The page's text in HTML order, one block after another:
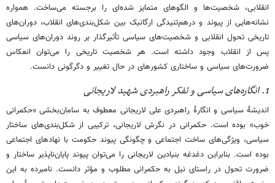
انقلابی، شخصیت‌ها و الگوهای متمایز شده‌ای را برجسته می‌ساخت. همواره
نشانه‌هایی از پیوند و درهم‌تنیدگی ارگانیک بین شکل‌بندی‌های انقلاب، دوران‌های
تاریخی تحول انقلابی و شخصیت‌های سیاسی تأثیرگذار بر روند دوران‌های سیاسی
پس از انقلاب وجود داشته است. هر شخصیت تاریخی را می‌توان انعکاس
ضرورت‌های سیاسی و ساختاری کشورهای در حال تغییر و دگرگونی دانست.
1. انگاره‌های سیاسی و تفکر راهبردی شهید لاریجانی
اندیشۀ سیاسی و انگارۀ راهبردی علی لاریجانی معطوف به سامان‌بخشی «حکمرانی
خوب» بوده است. حکمرانی در نگرش لاریجانی، ترکیبی از شکل‌بندی‌های ساختار
سیاسی، ویژگی‌های ساخت اجتماعی و چگونگی پیوند حکومت با نهادهای اجتماعی
بوده است. بنابراین دغدغه بنیادین لاریجانی را می‌توان پیوند پایان‌ناپذیر ساختار و
ضرورت تحول در راستای نیل به حکمرانی مطلوب و مؤثر دانست. نامبرده به این